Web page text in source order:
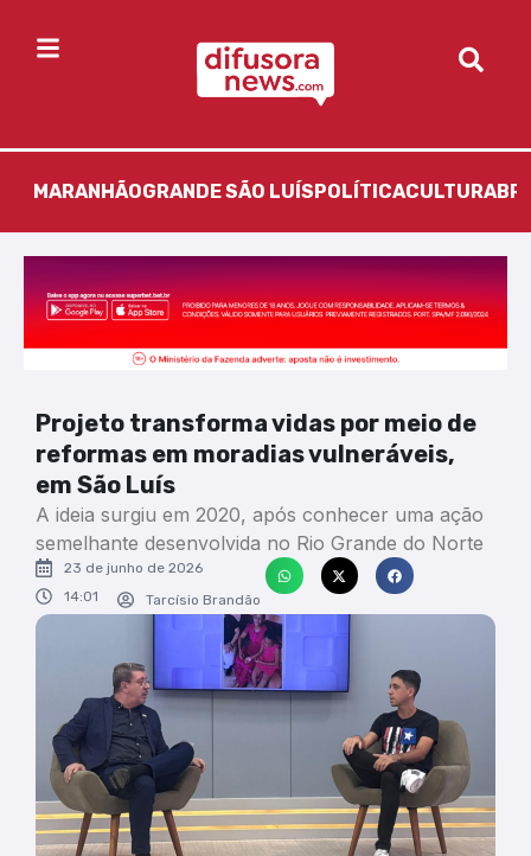
MARANHÃOGRANDE SÃO LUÍS POLÍTICACULTURA
Projeto transforma vidas por meio de
reformas em moradias vulneráveis,
em São Luís
A ideia surgiu em 2020, após conhecer uma ação
semelhante desenvolvida no Rio Grande do Norte
23 de junho de 2026
14:01
Tarcísio Brandão